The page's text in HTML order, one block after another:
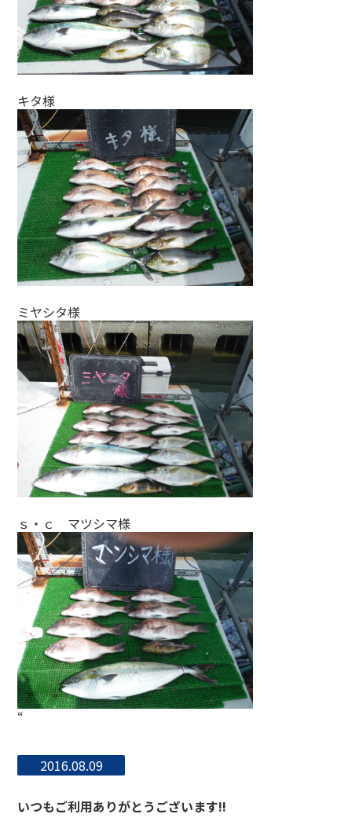
キタ様
ミヤシタ様
ｓ・ｃ マツシマ様
“
2016.08.09
いつもご利用ありがとうございます!!